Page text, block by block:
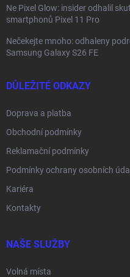
Ne Pixel Glow: insider odhalil
smartphonů Pixel 11 Pro
Nečekejte mnoho: odhaleny
Samsung Galaxy S26 FE
DŮLEŽITÉ ODKAZY
Doprava a platba
Obchodní podmínky
Reklamační podmínky
Podmínky ochrany osobních
Kariéra
Kontakty
NAŠE SLUŽBY
Volná místa